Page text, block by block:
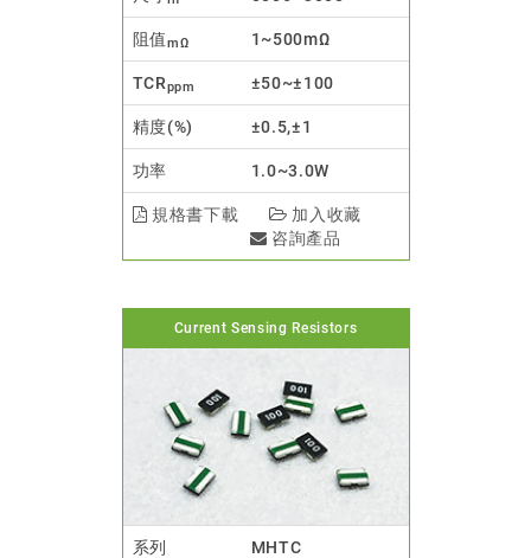
阻值mΩ 1~500mΩ
TCRppm ±50~±100
精度(%) ±0.5,±1
功率 1.0~3.0W
規格書下載
加入收藏
咨詢產品
Current Sensing Resistors
系列 MHTC